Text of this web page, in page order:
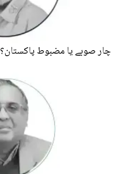
چار صوبے یا مضبوط پاکستان؟